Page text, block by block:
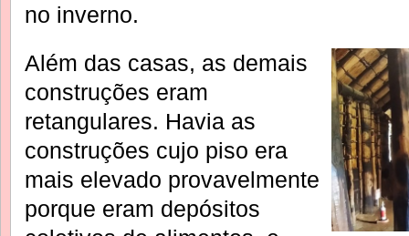
no inverno.
Além das casas, as demais
construções eram
retangulares. Havia as
construções cujo piso era
mais elevado provavelmente
porque eram depósitos